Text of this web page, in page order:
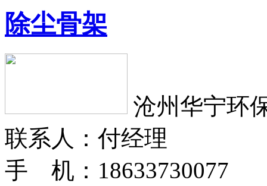
除尘骨架
沧州华宁环
联系人：付经理
手 机：18633730077